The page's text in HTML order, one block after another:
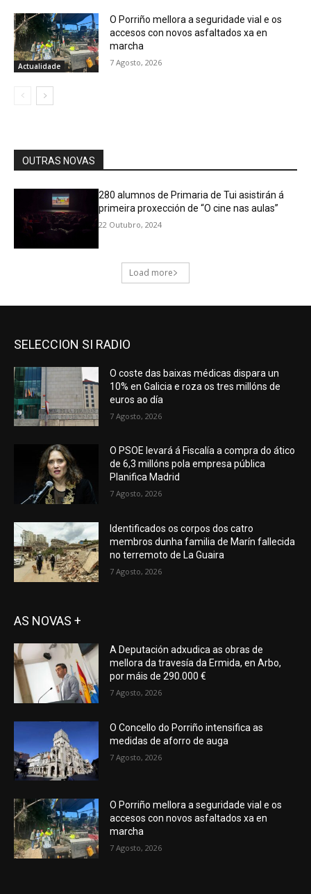
SELECCION SI RADIO
O coste das baixas médicas dispara un
10% en Galicia e roza os tres millóns de
euros ao día
7 Agosto, 2026
O PSOE levará á Fiscalía a compra do ático
de 6,3 millóns pola empresa pública
Planifica Madrid
7 Agosto, 2026
Identificados os corpos dos catro
membros dunha familia de Marín fallecida
no terremoto de La Guaira
7 Agosto, 2026
AS NOVAS +
A Deputación adxudica as obras de
mellora da travesía da Ermida, en Arbo,
por máis de 290.000 €
7 Agosto, 2026
O Concello do Porriño intensifica as
medidas de aforro de auga
7 Agosto, 2026
O Porriño mellora a seguridade vial e os
accesos con novos asfaltados xa en
marcha
7 Agosto, 2026